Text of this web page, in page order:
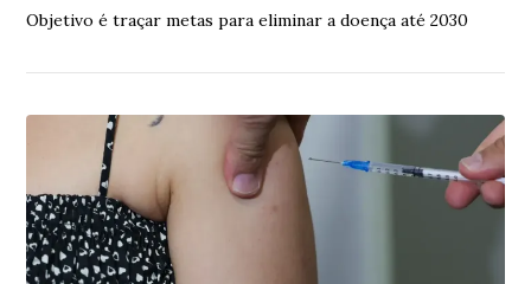
Objetivo é traçar metas para eliminar a doença até 2030